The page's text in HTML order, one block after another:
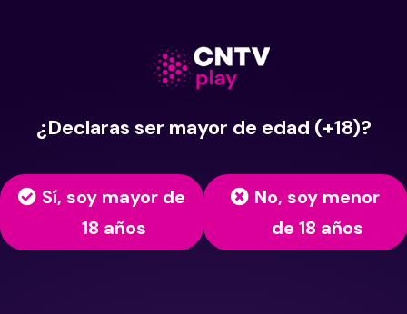
¿Declaras ser mayor de edad (+18)?
Sí, soy mayor de
18 años
No, soy menor
de 18 años